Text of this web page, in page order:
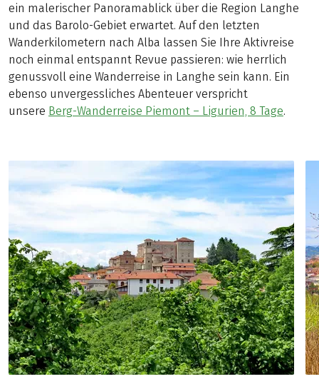
ein malerischer Panoramablick über die Region Langhe
und das Barolo-Gebiet erwartet. Auf den letzten
Wanderkilometern nach Alba lassen Sie Ihre Aktivreise
noch einmal entspannt Revue passieren: wie herrlich
genussvoll eine Wanderreise in Langhe sein kann. Ein
ebenso unvergessliches Abenteuer verspricht
unsere Berg-Wanderreise Piemont – Ligurien, 8 Tage.